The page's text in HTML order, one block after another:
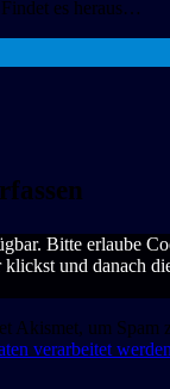
es heraus…
Bitte erlaube
und danach
Akismet, um Spam
verarbeitet